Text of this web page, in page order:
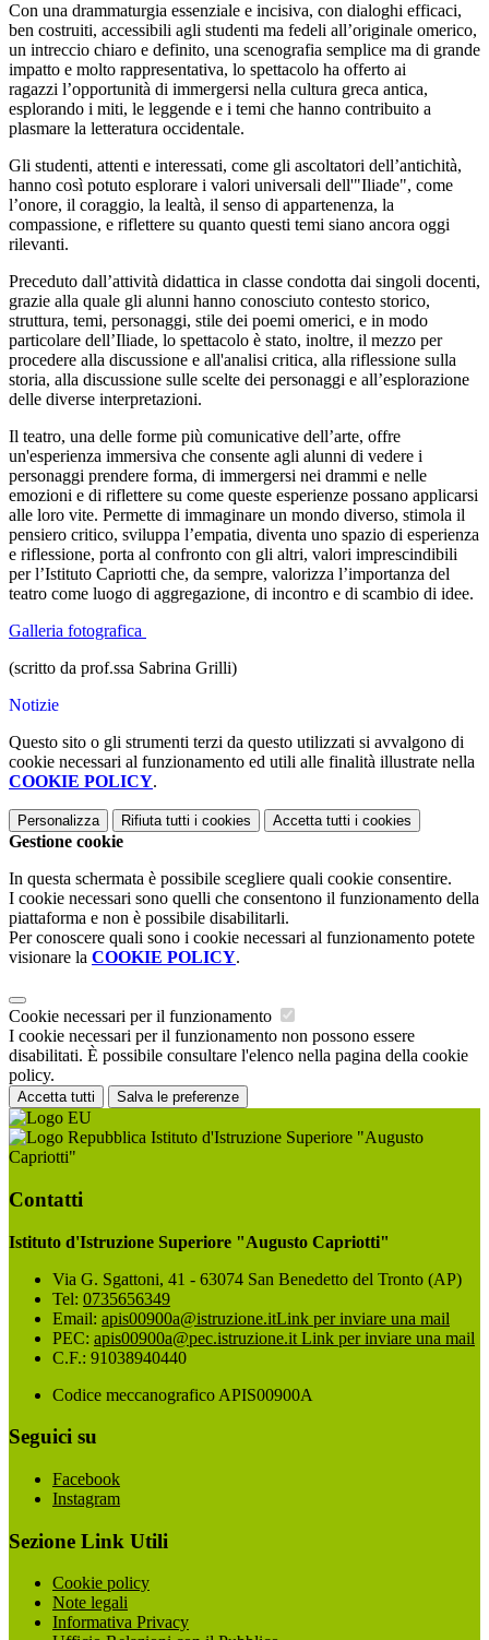
Con una drammaturgia essenziale e incisiva, con dialoghi efficaci,
ben costruiti, accessibili agli studenti ma fedeli all’originale omerico,
un intreccio chiaro e definito, una scenografia semplice ma di grande
impatto e molto rappresentativa, lo spettacolo ha offerto ai
ragazzi l’opportunità di immergersi nella cultura greca antica,
esplorando i miti, le leggende e i temi che hanno contribuito a
plasmare la letteratura occidentale.
Gli studenti, attenti e interessati, come gli ascoltatori dell’antichità,
hanno così potuto esplorare i valori universali dell'"Iliade", come
l’onore, il coraggio, la lealtà, il senso di appartenenza, la
compassione, e riflettere su quanto questi temi siano ancora oggi
rilevanti.
Preceduto dall’attività didattica in classe condotta dai singoli docenti,
grazie alla quale gli alunni hanno conosciuto contesto storico,
struttura, temi, personaggi, stile dei poemi omerici, e in modo
particolare dell’Iliade, lo spettacolo è stato, inoltre, il mezzo per
procedere alla discussione e all'analisi critica, alla riflessione sulla
storia, alla discussione sulle scelte dei personaggi e all’esplorazione
delle diverse interpretazioni.
Il teatro, una delle forme più comunicative dell’arte, offre
un'esperienza immersiva che consente agli alunni di vedere i
personaggi prendere forma, di immergersi nei drammi e nelle
emozioni e di riflettere su come queste esperienze possano applicarsi
alle loro vite. Permette di immaginare un mondo diverso, stimola il
pensiero critico, sviluppa l’empatia, diventa uno spazio di esperienza
e riflessione, porta al confronto con gli altri, valori imprescindibili
per l’Istituto Capriotti che, da sempre, valorizza l’importanza del
teatro come luogo di aggregazione, di incontro e di scambio di idee.
Galleria fotografica
(scritto da prof.ssa Sabrina Grilli)
Notizie
Questo sito o gli strumenti terzi da questo utilizzati si avvalgono di
cookie necessari al funzionamento ed utili alle finalità illustrate nella
COOKIE POLICY.
Personalizza Rifiuta tutti i cookies Accetta tutti i cookies
Gestione cookie
In questa schermata è possibile scegliere quali cookie consentire.
I cookie necessari sono quelli che consentono il funzionamento della
piattaforma e non è possibile disabilitarli.
Per conoscere quali sono i cookie necessari al funzionamento potete
visionare la COOKIE POLICY.
Cookie necessari per il funzionamento
I cookie necessari per il funzionamento non possono essere
disabilitati. È possibile consultare l'elenco nella pagina della cookie
policy.
Accetta tutti Salva le preferenze
Istituto d'Istruzione Superiore "Augusto
Capriotti"
Contatti
Istituto d'Istruzione Superiore "Augusto Capriotti"
Via G. Sgattoni, 41 - 63074 San Benedetto del Tronto (AP)
Tel: 0735656349
Email: apis00900a@istruzione.itLink per inviare una mail
PEC: apis00900a@pec.istruzione.it Link per inviare una mail
C.F.: 91038940440
Codice meccanografico APIS00900A
Seguici su
Facebook
Instagram
Sezione Link Utili
Cookie policy
Note legali
Informativa Privacy